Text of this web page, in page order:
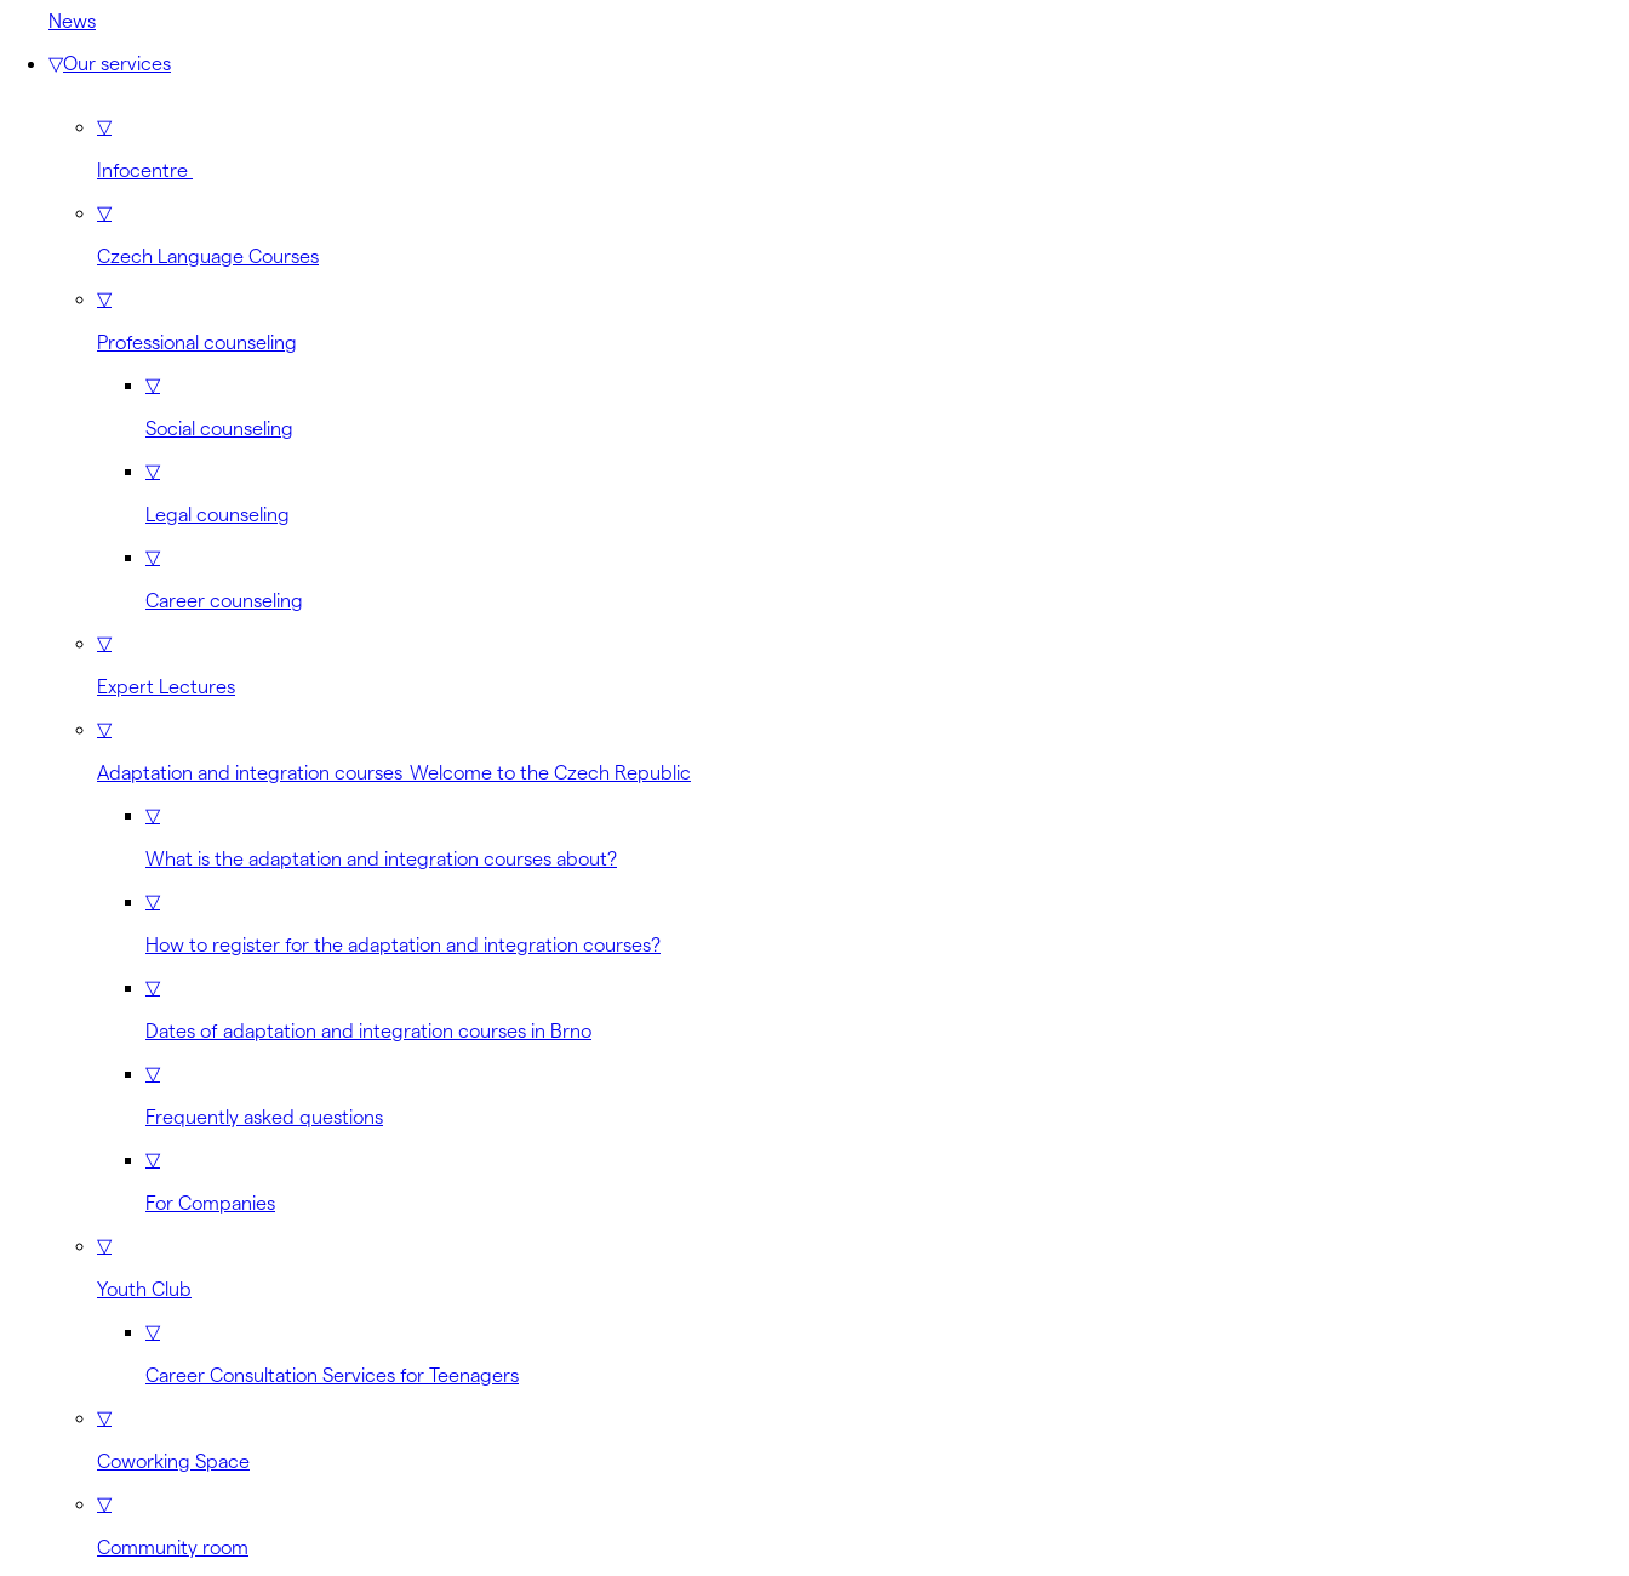
News
▽Our services
▽
Infocentre
▽
Czech Language Courses
▽
Professional counseling
▽
Social counseling
▽
Legal counseling
▽
Career counseling
▽
Expert Lectures
▽
Adaptation and integration courses Welcome to the Czech Republic
▽
What is the adaptation and integration courses about?
▽
How to register for the adaptation and integration courses?
▽
Dates of adaptation and integration courses in Brno
▽
Frequently asked questions
▽
For Companies
▽
Youth Club
▽
Career Consultation Services for Teenagers
▽
Coworking Space
▽
Community room